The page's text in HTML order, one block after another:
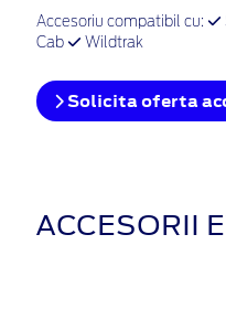
Accesoriu compatibil cu:
Cab
Wildtrak
Solicita oferta
ACCESORII